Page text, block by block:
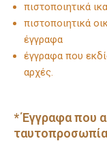
πιστοποιητικά
πιστοποιητικά
έγγραφα
έγγραφα που
αρχές.
* Έγγραφα που
ταυτοπροσωπία